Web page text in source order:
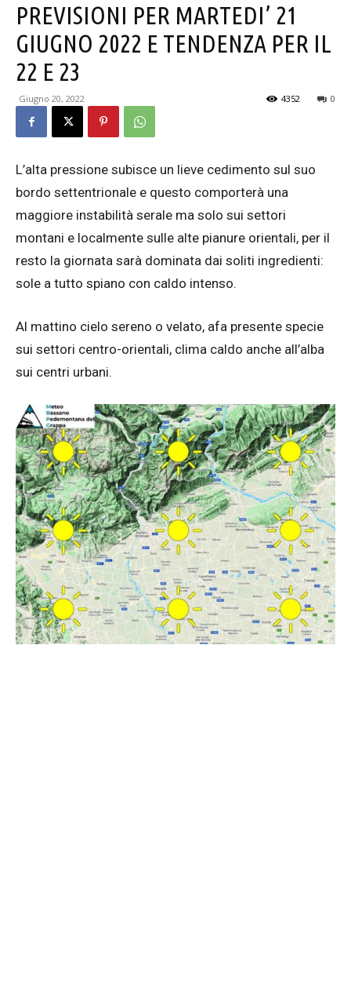
PREVISIONI PER MARTEDI’ 21
GIUGNO 2022 E TENDENZA PER IL
22 E 23
Giugno 20, 2022 0
4352
L’alta pressione subisce un lieve cedimento sul suo
bordo settentrionale e questo comporterà una
maggiore instabilità serale ma solo sui settori
montani e localmente sulle alte pianure orientali, per il
resto la giornata sarà dominata dai soliti ingredienti:
sole a tutto spiano con caldo intenso.
Al mattino cielo sereno o velato, afa presente specie
sui settori centro-orientali, clima caldo anche all’alba
sui centri urbani.